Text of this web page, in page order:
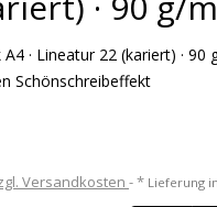
· Lineatur 22 (kariert) · 90
Schönschreibeffekt
Versandkosten * Lieferung